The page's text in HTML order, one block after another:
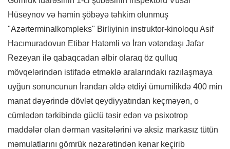
Hüseynov və həmin şöbəyə təhkim olunmuş
"Azərterminalkompleks" Birliyinin instruktor-kinoloqu Asif
Hacımuradovun Etibar Hatəmli və İran vətəndaşı Jafar
Rezeyan ilə qabaqcadan əlbir olaraq öz qulluq
mövqelərindən istifadə etməklə aralarındakı razılaşmaya
uyğun sonuncunun İrandan əldə etdiyi ümumilikdə 400 min
manat dəyərində dövlət qeydiyyatından keçməyən, o
cümlədən tərkibində güclü təsir edən və psixotrop
maddələr olan dərman vasitələrini və aksiz markasız tütün
məmulatlarını gömrük nəzarətindən kənar keçirib